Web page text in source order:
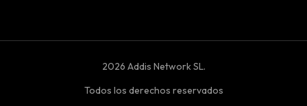
2026 Addis Network SL.
Todos los derechos reservados